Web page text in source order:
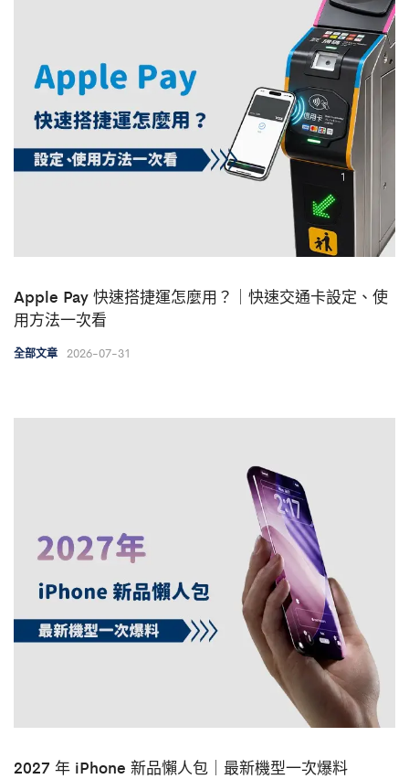
Apple Pay 快速搭捷運怎麼用？｜快速交通卡設定、使
用方法一次看
全部文章 2026-07-31
2027 年 iPhone 新品懶人包｜最新機型一次爆料